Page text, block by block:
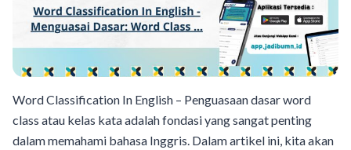
Word Classification In English – Penguasaan dasar word
class atau kelas kata adalah fondasi yang sangat penting
dalam memahami bahasa Inggris. Dalam artikel ini, kita akan